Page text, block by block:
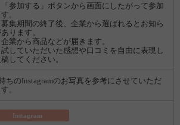
「参加する」ボタンから画面にしたがって参加
。
募集期間の終了後、企業から選ばれるとお知ら
ります。
企業から商品などが届きます。
試していただいた感想や口コミを自由に表現し
してください。
ちのInstagramのお写真を参考にさせていただ
。
Instagram